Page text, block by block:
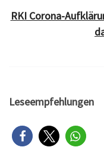
RKI Corona-
Leseempfehlungen